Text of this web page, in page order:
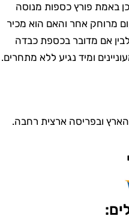
באמת פורץ כספות מנוסה
מרוחק אחר והאם הוא מכיר
אם מדובר בכספת כבדה
ומיד נגיע ללא מתחרים.
הארץ ובפריסה ארצית רחבה.